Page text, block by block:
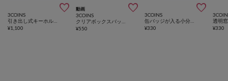

3COINS
¥1,100
動画 
3COINS
¥550

3COINS
缶バッジが入る小分けケース：M／コレクション収納
¥330 ¥330